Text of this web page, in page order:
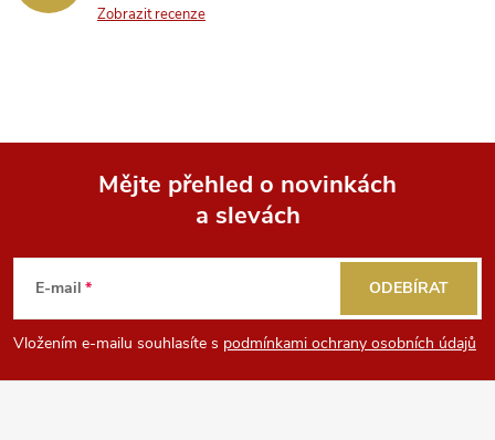
Zobrazit recenze
p
a
Mějte přehled o novinkách
a slevách
E-mail
Vložením e-mailu souhlasíte s podmínkami ochrany osobních údajů
ODEBÍRAT